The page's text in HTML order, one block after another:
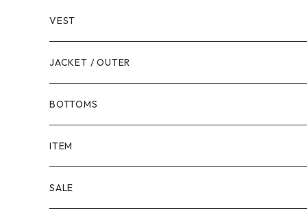
VEST
JACKET / OUTER
BOTTOMS
SHORTS
PANTS
ITEM
SALE